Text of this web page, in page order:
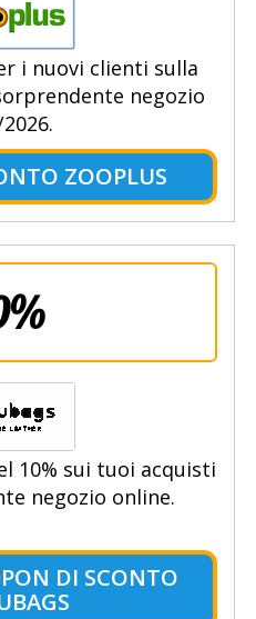
i nuovi clienti sulla
negozio
ZOOPLUS
10% sui tuoi acquisti
negozio online.
DI SCONTO